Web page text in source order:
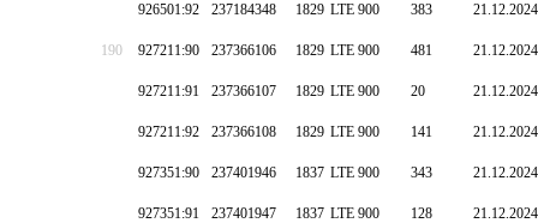
926501:92 237184348 1829 LTE 900 383 21.12.2024
190 927211:90 237366106 1829 LTE 900 481 21.12.2024
927211:91 237366107 1829 LTE 900 20 21.12.2024
927211:92 237366108 1829 LTE 900 141 21.12.2024
927351:90 237401946 1837 LTE 900 343 21.12.2024
927351:91 237401947 1837 LTE 900 128 21.12.2024